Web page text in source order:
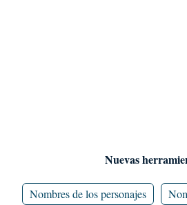
Nuevas
Nombres de los personajes